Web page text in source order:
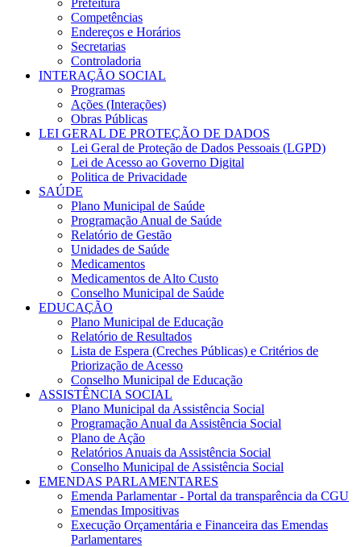
Competências
Endereços e Horários
Secretarias
Controladoria
INTERAÇÃO SOCIAL
Programas
Ações (Interações)
Obras Públicas
LEI GERAL DE PROTEÇÃO DE DADOS
Lei Geral de Proteção de Dados Pessoais (LGPD)
Lei de Acesso ao Governo Digital
Politica de Privacidade
SAÚDE
Plano Municipal de Saúde
Programação Anual de Saúde
Relatório de Gestão
Unidades de Saúde
Medicamentos
Medicamentos de Alto Custo
Conselho Municipal de Saúde
EDUCAÇÃO
Plano Municipal de Educação
Relatório de Resultados
Lista de Espera (Creches Públicas) e Critérios de
Priorização de Acesso
Conselho Municipal de Educação
ASSISTÊNCIA SOCIAL
Plano Municipal da Assistência Social
Programação Anual da Assistência Social
Plano de Ação
Relatórios Anuais da Assistência Social
Conselho Municipal de Assistência Social
EMENDAS PARLAMENTARES
Emenda Parlamentar - Portal da transparência da CGU
Emendas Impositivas
Execução Orçamentária e Financeira das Emendas
Parlamentares